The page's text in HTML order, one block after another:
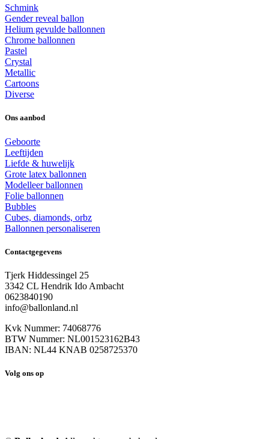
Schmink
Gender reveal ballon
Helium gevulde ballonnen
Chrome ballonnen
Pastel
Crystal
Metallic
Cartoons
Diverse
Ons aanbod
Geboorte
Leeftijden
Liefde & huwelijk
Grote latex ballonnen
Modelleer ballonnen
Folie ballonnen
Bubbles
Cubes, diamonds, orbz
Ballonnen personaliseren
Contactgegevens
Tjerk Hiddessingel 25
3342 CL Hendrik Ido Ambacht
0623840190
info@ballonland.nl
Kvk Nummer: 74068776
BTW Nummer: NL001523162B43
IBAN: NL44 KNAB 0258725370
Volg ons op